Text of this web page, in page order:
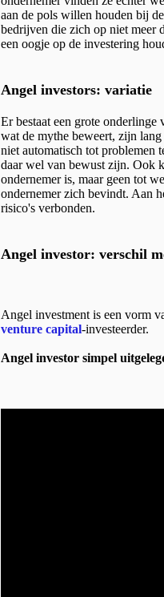
aan de pols willen houden bij
bedrijven die zich op niet meer
een oogje op de investering
Angel investors: variatie
Er bestaat een grote
wat de mythe beweert, zijn
niet automatisch tot problemen
daar wel van bewust zijn. Ook
ondernemer is, maar geen tot
ondernemer zich bevindt. Aan
risico's verbonden.
Angel investor: verschil
Angel investment is een vorm
venture capital-investeerder.
Angel investor simpel